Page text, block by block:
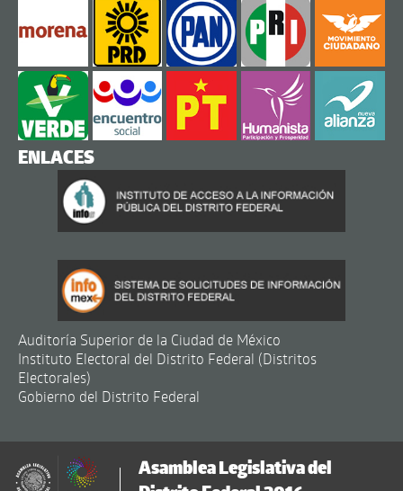
ENLACES
Auditoría Superior de la Ciudad de México
Instituto Electoral del Distrito Federal (Distritos
Electorales)
Gobierno del Distrito Federal
Asamblea Legislativa del